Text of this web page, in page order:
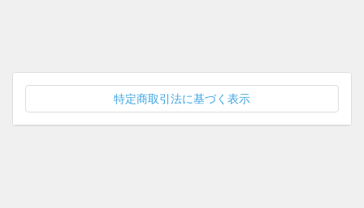
特定商取引法に基づく表示